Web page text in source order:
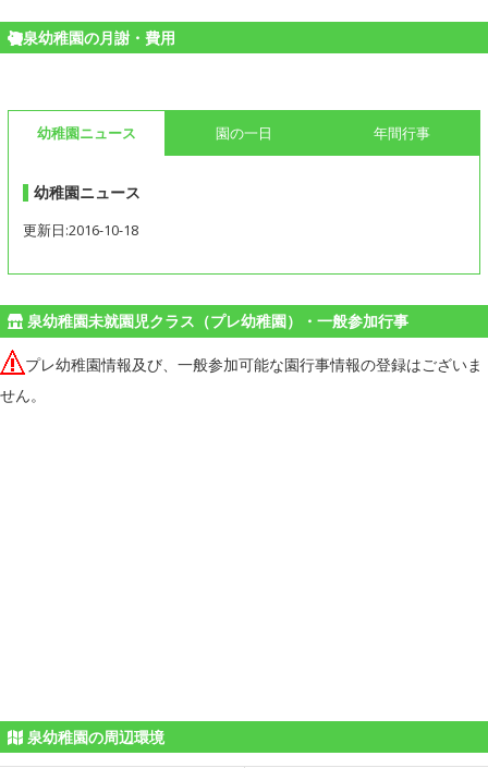
泉幼稚園の月謝・費用
幼稚園ニュース 園の一日 年間行事
幼稚園ニュース
更新日:2016-10-18
泉幼稚園未就園児クラス（プレ幼稚園）・一般参加行事
プレ幼稚園情報及び、一般参加可能な園行事情報の登録はございま
せん。
泉幼稚園の周辺環境